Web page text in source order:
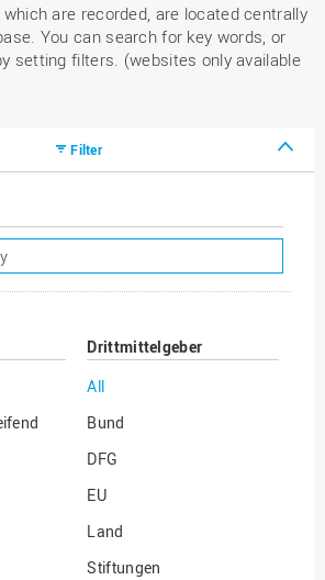
are recorded, are located centrally
You can search for key words, or
setting filters. (websites only available
Filter
Drittmittelgeber
All
Bund
DFG
EU
Land
Stiftungen